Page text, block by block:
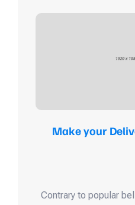
Make your
Contrary to popular